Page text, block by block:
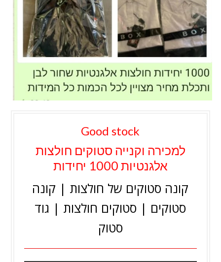
Good stock
למכירה וקנייה סטוקים חולצות
אלגנטיות 1000 יחידות
קונה סטוקים של חולצות | קונה
סטוקים | סטוקים חולצות | גוד
סטוק